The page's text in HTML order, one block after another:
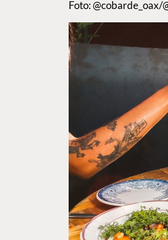
Foto: @cobarde_oax/